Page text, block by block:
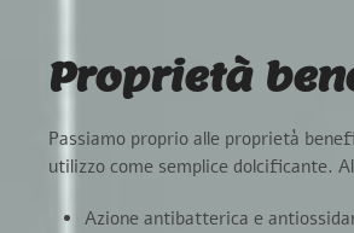
Proprietà
Passiamo proprio alle proprietà
utilizzo come semplice dolcificante.
Azione antibatterica e